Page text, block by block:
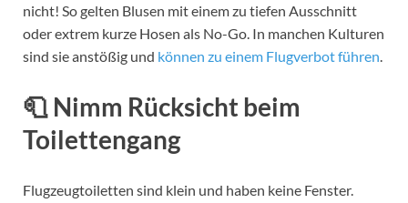
nicht! So gelten Blusen mit einem zu tiefen Ausschnitt
oder extrem kurze Hosen als No-Go. In manchen Kulturen
sind sie anstößig und können zu einem Flugverbot führen.
🧻 Nimm Rücksicht beim
Toilettengang
Flugzeugtoiletten sind klein und haben keine Fenster.